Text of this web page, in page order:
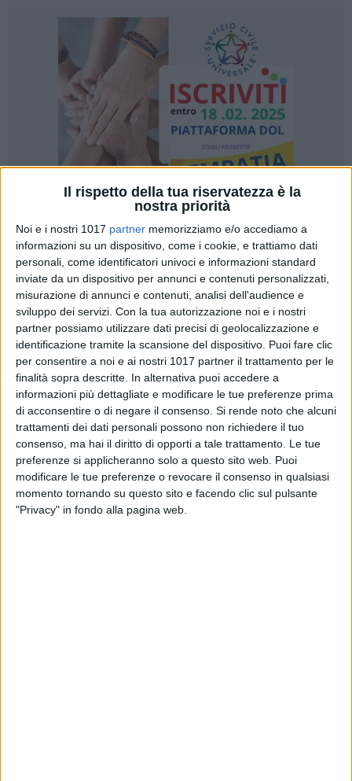
Il rispetto della tua riservatezza è la
nostra priorità
Noi e i nostri 1017 partner memorizziamo e/o accediamo a
informazioni su un dispositivo, come i cookie, e trattiamo dati
personali, come identificatori univoci e informazioni standard
inviate da un dispositivo per annunci e contenuti personalizzati,
misurazione di annunci e contenuti, analisi dell'audience e
sviluppo dei servizi. Con la tua autorizzazione noi e i nostri
partner possiamo utilizzare dati precisi di geolocalizzazione e
identificazione tramite la scansione del dispositivo. Puoi fare clic
per consentire a noi e ai nostri 1017 partner il trattamento per le
finalità sopra descritte. In alternativa puoi accedere a
informazioni più dettagliate e modificare le tue preferenze prima
di acconsentire o di negare il consenso. Si rende noto che alcuni
trattamenti dei dati personali possono non richiedere il tuo
consenso, ma hai il diritto di opporti a tale trattamento. Le tue
preferenze si applicheranno solo a questo sito web. Puoi
modificare le tue preferenze o revocare il consenso in qualsiasi
momento tornando su questo sito e facendo clic sul pulsante
"Privacy" in fondo alla pagina web.
10
La città di Trinitapoli si è svegliata questa mattina 3
settembre 2025 con l'odore acre del fumo dopo che, nel
cuore della notte, un incendio ha devastato un'area di una
vecchia cooperativa agricola "La Fenice" nei pressi della
stazione ferroviaria, dove tra capannoni abbandonati erano
accatastati rifiuti di vario genere ed ecoballe. Le fiamme
hanno illuminato la zona creando momenti di apprensione.
Sul posto sono intervenuti immediatamente i Vigili del
Fuoco, la Polizia Locale e il primo cittadino Francesco di Feo
insieme all'Assessore all'Ecologia Tonia Iodice e ai tecnici
dell'ufficio comunale. L'operazione di spegnimento è stata